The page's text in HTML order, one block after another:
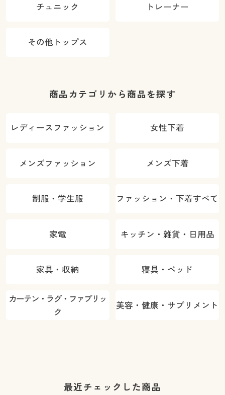
チュニック トレーナー
その他トップス
商品カテゴリから商品を探す
レディースファッション 女性下着
メンズファッション メンズ下着
制服・学生服 ファッション・下着すべて
家電 キッチン・雑貨・日用品
家具・収納 寝具・ベッド
カーテン・ラグ・ファブリッ
ク
美容・健康・サプリメント
最近チェックした商品